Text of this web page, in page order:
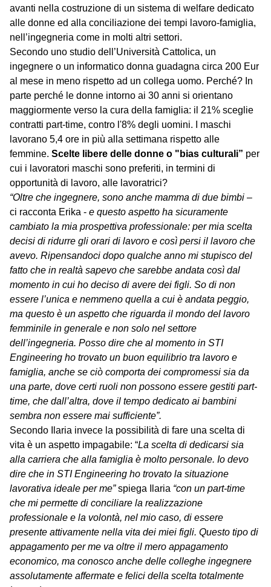
avanti nella costruzione di un sistema di welfare dedicato
alle donne ed alla conciliazione dei tempi lavoro-famiglia,
nell’ingegneria come in molti altri settori.
Secondo uno studio dell’Università Cattolica, un
ingegnere o un informatico donna guadagna circa 200 Eur
al mese in meno rispetto ad un collega uomo. Perché? In
parte perché le donne intorno ai 30 anni si orientano
maggiormente verso la cura della famiglia: il 21% sceglie
contratti part-time, contro l'8% degli uomini. I maschi
lavorano 5,4 ore in più alla settimana rispetto alle
femmine. Scelte libere delle donne o "bias culturali” per
cui i lavoratori maschi sono preferiti, in termini di
opportunità di lavoro, alle lavoratrici?
“Oltre che ingegnere, sono anche mamma di due bimbi –
ci racconta Erika - e questo aspetto ha sicuramente
cambiato la mia prospettiva professionale: per mia scelta
decisi di ridurre gli orari di lavoro e così persi il lavoro che
avevo. Ripensandoci dopo qualche anno mi stupisco del
fatto che in realtà sapevo che sarebbe andata così dal
momento in cui ho deciso di avere dei figli. So di non
essere l’unica e nemmeno quella a cui è andata peggio,
ma questo è un aspetto che riguarda il mondo del lavoro
femminile in generale e non solo nel settore
dell’ingegneria. Posso dire che al momento in STI
Engineering ho trovato un buon equilibrio tra lavoro e
famiglia, anche se ciò comporta dei compromessi sia da
una parte, dove certi ruoli non possono essere gestiti part-
time, che dall’altra, dove il tempo dedicato ai bambini
sembra non essere mai sufficiente”.
Secondo Ilaria invece la possibilità di fare una scelta di
vita è un aspetto impagabile: “La scelta di dedicarsi sia
alla carriera che alla famiglia è molto personale. Io devo
dire che in STI Engineering ho trovato la situazione
lavorativa ideale per me”spiega Ilaria “con un part-time
che mi permette di conciliare la realizzazione
professionale e la volontà, nel mio caso, di essere
presente attivamente nella vita dei miei figli. Questo tipo di
appagamento per me va oltre il mero appagamento
economico, ma conosco anche delle colleghe ingegnere
assolutamente affermate e felici della scelta totalmente